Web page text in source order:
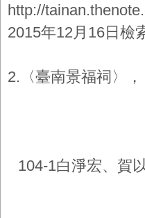
http://
2015年12月16日檢
2.〈臺南景福祠〉，
104-1白淨宏、賀